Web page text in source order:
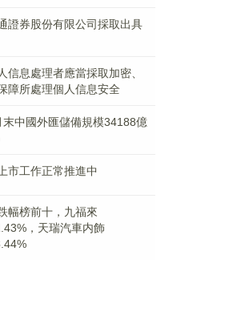
證券股份有限公司採取出具
信息處理者應當採取加密、
障所處理個人信息安全
末中國外匯儲備規模34188億
市工作正常推進中
幅榜前十，九福來
，天瑞汽車内飾